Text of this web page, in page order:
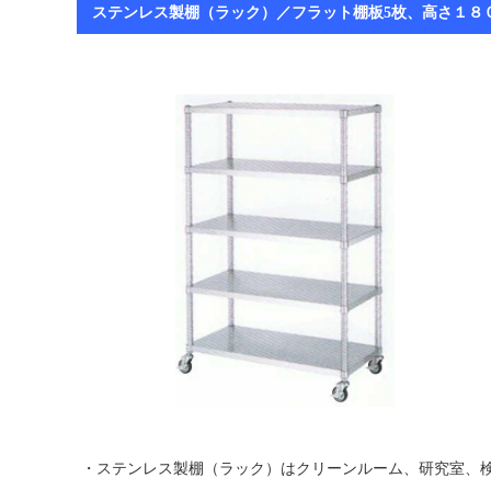
ステンレス製棚（ラック）／フラット棚板5枚、高さ１
・ステンレス製棚（ラック）はクリーンルーム、研究室